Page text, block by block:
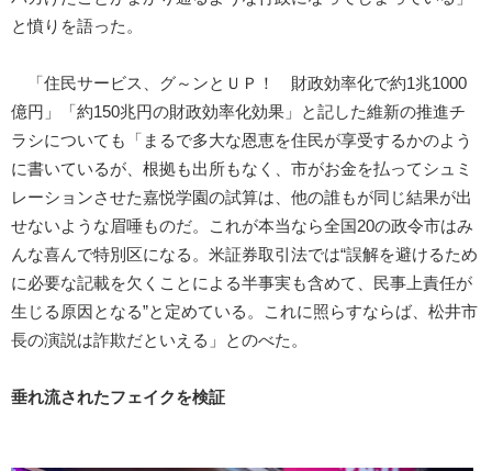
と憤りを語った。
「住民サービス、グ～ンとＵＰ！ 財政効率化で約1兆1000
億円」「約150兆円の財政効率化効果」と記した維新の推進チ
ラシについても「まるで多大な恩恵を住民が享受するかのよう
に書いているが、根拠も出所もなく、市がお金を払ってシュミ
レーションさせた嘉悦学園の試算は、他の誰もが同じ結果が出
せないような眉唾ものだ。これが本当なら全国20の政令市はみ
んな喜んで特別区になる。米証券取引法では“誤解を避けるため
に必要な記載を欠くことによる半事実も含めて、民事上責任が
生じる原因となる”と定めている。これに照らすならば、松井市
長の演説は詐欺だといえる」とのべた。
垂れ流されたフェイクを検証